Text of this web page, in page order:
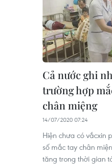
Cả nước ghi
trường hợp
chân miệng
14/07/2020 07:24
Hiện chưa có vắcxin
số mắc tay chân
tăng trong thời gian